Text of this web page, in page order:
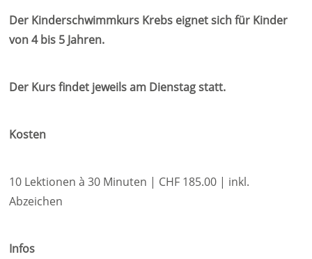
Der Kinderschwimmkurs Krebs eignet sich für Kinder
von 4 bis 5 Jahren.
Der Kurs findet jeweils am Dienstag statt.
Kosten
10 Lektionen à 30 Minuten | CHF 185.00 | inkl.
Abzeichen
Infos